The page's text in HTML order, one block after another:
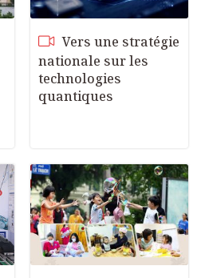
Vers une stratégie
nationale sur les
technologies
quantiques